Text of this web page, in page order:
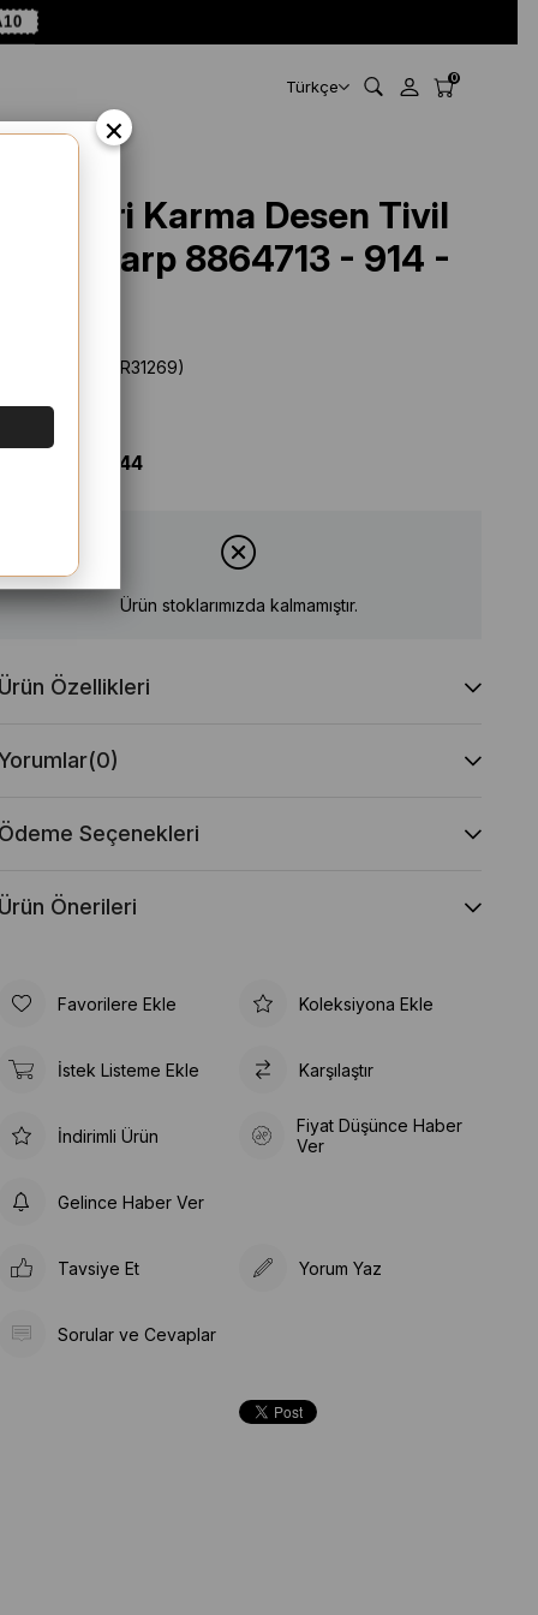
Türkçe 0
Aker Gri Karma Desen Tivil
İpek Eşarp 8864713 - 914 -
(SYR31269)
$ 44.44
Ürün stoklarımızda kalmamıştır.
Ürün Özellikleri
(0)
Ödeme Seçenekleri
Ürün Önerileri
Favorilere Ekle Koleksiyona Ekle
İstek Listeme Ekle Karşılaştır
İndirimli Ürün
Fiyat Düşünce Haber
Ver
Gelince Haber Ver
Tavsiye Et Yorum Yaz
Sorular ve Cevaplar
×